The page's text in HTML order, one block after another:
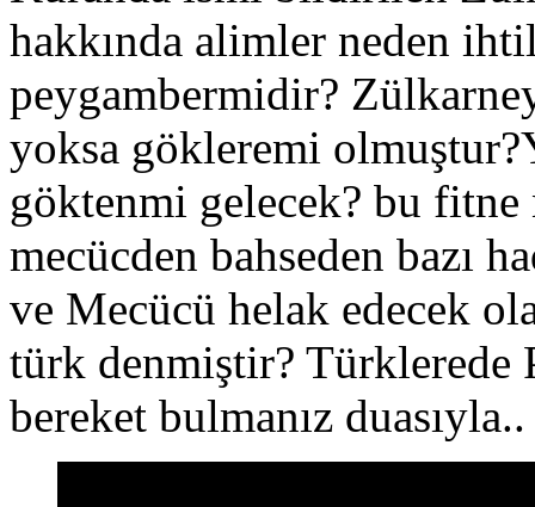
hakkında alimler neden
peygambermidir?
yoksa gökleremi
göktenmi gelecek? bu fitne
mecücden bahseden bazı
ve Mecücü helak edecek
türk denmiştir? Türklerede
bereket bulmanız duasıyla..